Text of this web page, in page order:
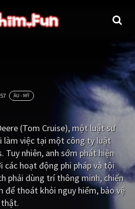
Chiến tranh
Tội phạm - Hình sự
Hài hước
Khoa học - Tài liệu
ÂU - MỸ
(Tom Cruise), một luật sư
làm việc tại một công ty luật
Tuy nhiên, anh sớm phát hiện
các hoạt động phi pháp và tội
phải dùng trí thông minh, chiến
để thoát khỏi nguy hiểm, bảo vệ